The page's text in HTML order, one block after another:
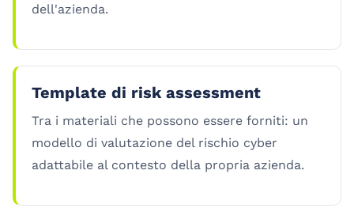
dell'azienda.
Template di risk assessment
Tra i materiali che possono essere forniti: un
modello di valutazione del rischio cyber
adattabile al contesto della propria azienda.